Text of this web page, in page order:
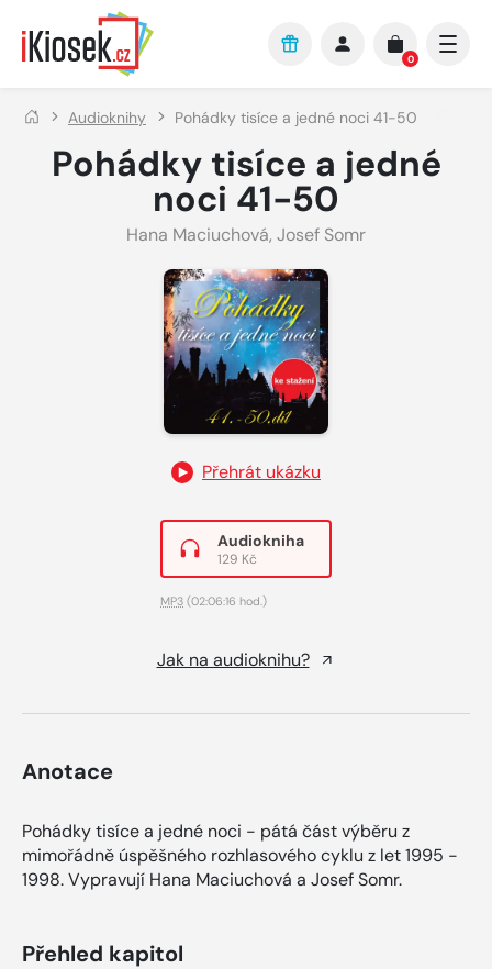
Přejít na hlavní obsah
0
Audioknihy Pohádky tisíce a jedné noci 41-50
Pohádky tisíce a jedné
noci 41-50
Hana Maciuchová, Josef Somr
Přehrát ukázku
Audiokniha
129 Kč
MP3 (02:06:16 hod.)
Jak na audioknihu?
Anotace
Pohádky tisíce a jedné noci - pátá část výběru z
mimořádně úspěšného rozhlasového cyklu z let 1995 -
1998. Vypravují Hana Maciuchová a Josef Somr.
Přehled kapitol